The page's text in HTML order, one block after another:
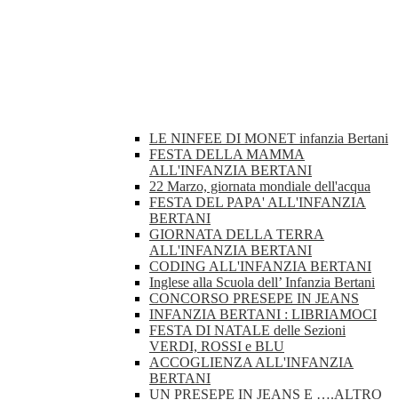
LE NINFEE DI MONET infanzia Bertani
FESTA DELLA MAMMA
ALL'INFANZIA BERTANI
22 Marzo, giornata mondiale dell'acqua
FESTA DEL PAPA' ALL'INFANZIA
BERTANI
GIORNATA DELLA TERRA
ALL'INFANZIA BERTANI
CODING ALL'INFANZIA BERTANI
Inglese alla Scuola dell’ Infanzia Bertani
CONCORSO PRESEPE IN JEANS
INFANZIA BERTANI : LIBRIAMOCI
FESTA DI NATALE delle Sezioni
VERDI, ROSSI e BLU
ACCOGLIENZA ALL'INFANZIA
BERTANI
UN PRESEPE IN JEANS E ….ALTRO